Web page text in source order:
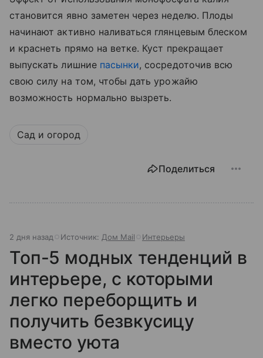
становится явно заметен через неделю. Плоды
начинают активно наливаться глянцевым блеском
и краснеть прямо на ветке. Куст прекращает
выпускать лишние пасынки, сосредоточив всю
свою силу на том, чтобы дать урожайю
возможность нормально вызреть.
Сад и огород
Поделиться
2 дня назад Источник: Дом Mail Интерьеры
Топ-5 модных тенденций в
интерьере, с которыми
легко переборщить и
получить безвкусицу
вместо уюта